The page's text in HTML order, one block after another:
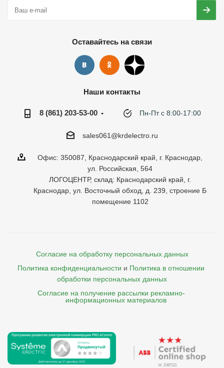
Оставайтесь на связи
Наши контакты
8 (861) 203-53-00 Пн-Пт с 8:00-17:00
sales061@krdelectro.ru
Офис: 350087, Краснодарский край, г. Краснодар,
ул. Российская, 564
ЛОГОЦЕНТР, склад: Краснодарский край, г.
Краснодар, ул. Восточный обход, д. 239, строение Б
помещение 1102
Согласие на обработку персональных данных
Политика конфиденциальности и Политика в отношении
обработки персональных данных
Согласие на получение рассылки рекламно-
    информационных материалов